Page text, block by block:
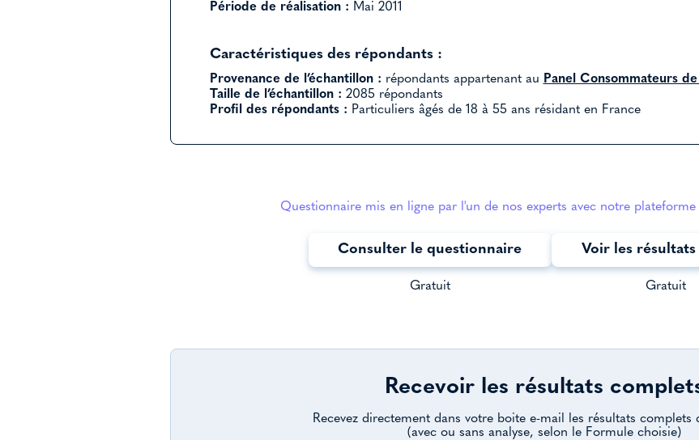
Période de réalisation : Mai 2011
Caractéristiques des répondants :
Provenance de l’échantillon : répondants appartenant au Panel Consommateurs
Taille de l’échantillon : 2085 répondants
Profil des répondants : Particuliers âgés de 18 à 55 ans résidant en France
Questionnaire mis en ligne par l'un de nos experts avec notre plateforme
Consulter le questionnaire
Gratuit
Voir les
Gratuit
Recevoir les résultats
Recevez directement dans votre boite e-mail les résultats complets
(avec ou sans analyse, selon le Formule choisie)